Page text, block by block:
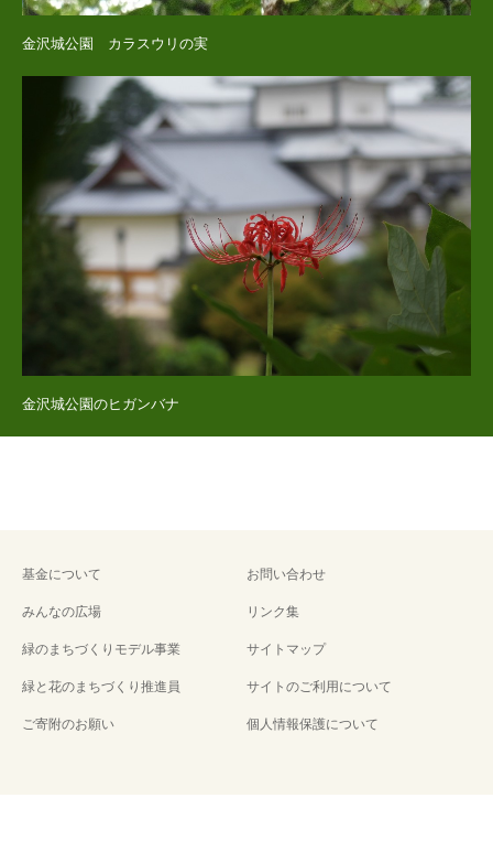
金沢城公園 カラスウリの実
金沢城公園のヒガンバナ
基金について
みんなの広場
緑のまちづくりモデル事業
緑と花のまちづくり推進員
ご寄附のお願い
お問い合わせ
リンク集
サイトマップ
サイトのご利用について
個人情報保護について